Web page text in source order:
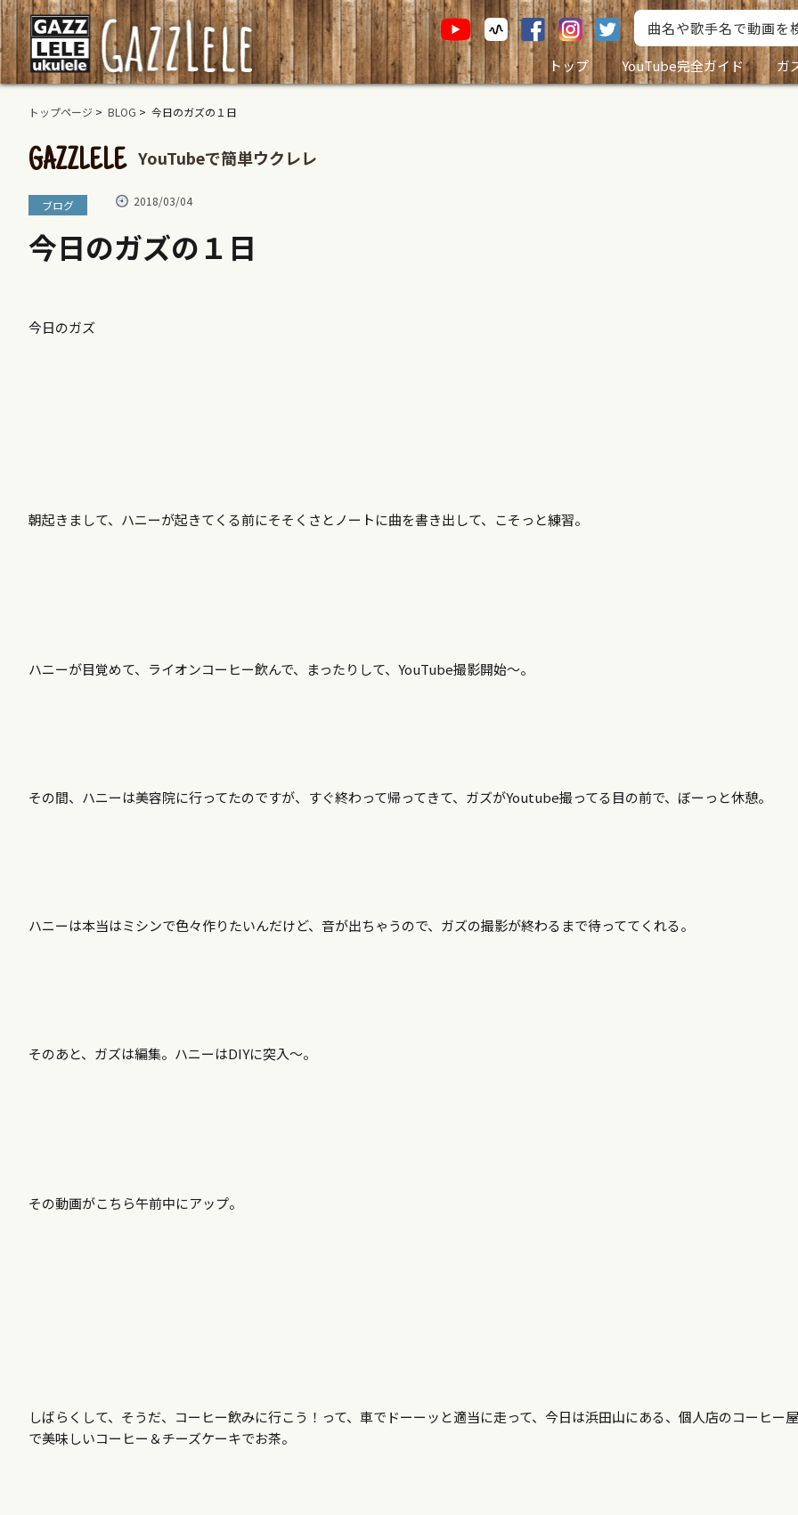
トップ YouTube完全ガイド ガ
トップページ > BLOG > 今日のガズの１日
GAZZLELE YouTubeで簡単ウクレレ
ブログ 2018/03/04
今日のガズの１日
今日のガズ
朝起きまして、ハニーが起きてくる前にそそくさとノートに曲を書き出して、こそっと練習。
ハニーが目覚めて、ライオンコーヒー飲んで、まったりして、YouTube撮影開始～。
その間、ハニーは美容院に行ってたのですが、すぐ終わって帰ってきて、ガズがYoutube撮ってる目の前で、ぼーっと休憩。
ハニーは本当はミシンで色々作りたいんだけど、音が出ちゃうので、ガズの撮影が終わるまで待っててくれる。
そのあと、ガズは編集。ハニーはDIYに突入～。
その動画がこちら午前中にアップ。
しばらくして、そうだ、コーヒー飲みに行こう！って、車でドーーッと適当に走って、今日は浜田山にある、個人店のコーヒー
で美味しいコーヒー＆チーズケーキでお茶。